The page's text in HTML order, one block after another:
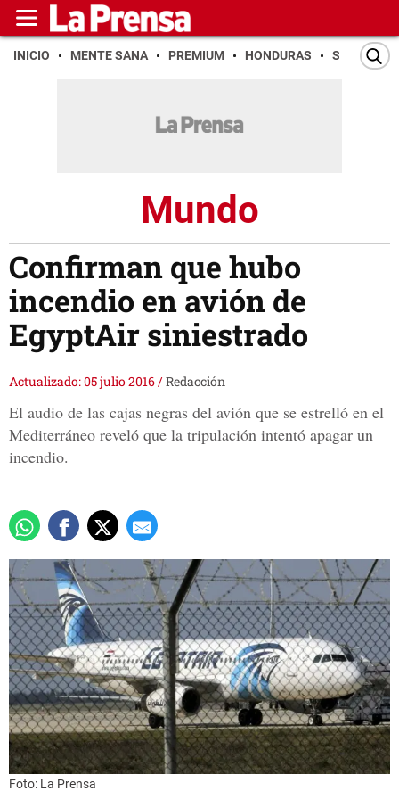
INICIO MENTE SANA PREMIUM HONDURAS SAN PEDRO
Mundo
Confirman que hubo
incendio en avión de
EgyptAir siniestrado
Actualizado: 05 julio 2016/Redacción
El audio de las cajas negras del avión que se estrelló en el
Mediterráneo reveló que la tripulación intentó apagar un
incendio.
Foto: La Prensa